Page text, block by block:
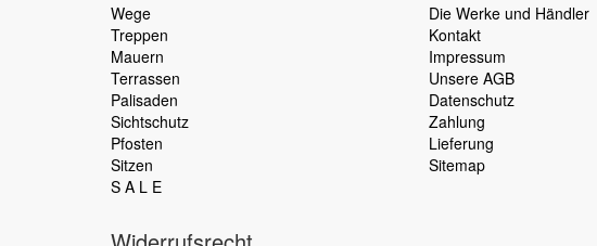
Wege
Treppen
Mauern
Terrassen
Palisaden
Sichtschutz
Pfosten
Sitzen
S A L E
Die Werke und Händler
Kontakt
Impressum
Unsere AGB
Datenschutz
Zahlung
Lieferung
Sitemap